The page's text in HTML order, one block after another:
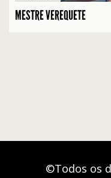
MESTRE VEREQUETE
©Todos os